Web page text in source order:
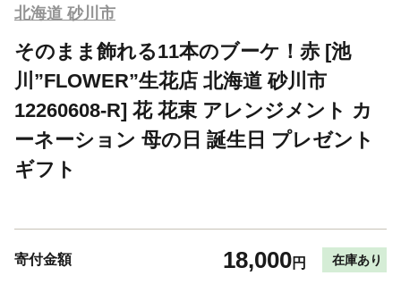
北海道 砂川市
そのまま飾れる11本のブーケ！赤 [池
川”FLOWER”生花店 北海道 砂川市
12260608-R] 花 花束 アレンジメント カ
ーネーション 母の日 誕生日 プレゼント
ギフト
寄付金額 18,000円 在庫あり